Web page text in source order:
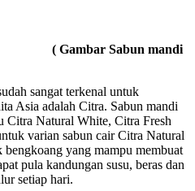
mandi
sangat terkenal untuk
Asia adalah Citra. Sabun mandi
Citra Natural White, Citra Fresh
varian sabun cair Citra Natural
yang mampu membuat
pula kandungan susu, beras dan
setiap hari.